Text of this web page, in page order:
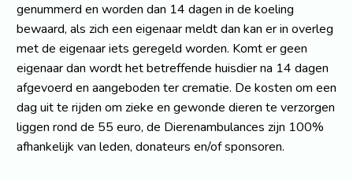
genummerd en worden dan 14 dagen in de koeling
bewaard, als zich een eigenaar meldt dan kan er in overleg
met de eigenaar iets geregeld worden. Komt er geen
eigenaar dan wordt het betreffende huisdier na 14 dagen
afgevoerd en aangeboden ter crematie. De kosten om een
dag uit te rijden om zieke en gewonde dieren te verzorgen
liggen rond de 55 euro, de Dierenambulances zijn 100%
afhankelijk van leden, donateurs en/of sponsoren.